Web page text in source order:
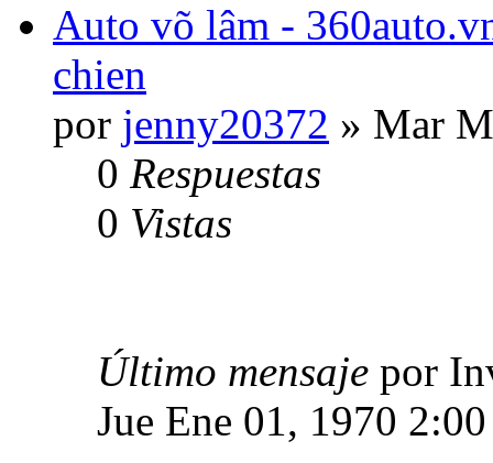
Auto võ lâm -
chien
por jenny20372 » Mar
0 Respuestas
0 Vistas
Último mensaje por
Jue Ene 01, 1970